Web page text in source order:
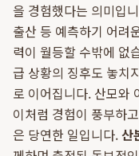
을 경험했다는 의미입
출산 등 예측하기 어려
력이 월등할 수밖에 없
급 상황의 징후도 놓치
로 이어집니다. 산모와
이처럼 경험이 풍부하
은 당연한 일입니다. 산